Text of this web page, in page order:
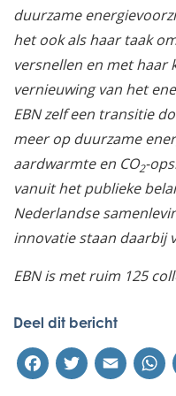
duurzame
het ook als haar taak
versnellen en met haar
vernieuwing van het
EBN zelf een transitie
meer op duurzame
aardwarmte en CO2-
vanuit het publieke
Nederlandse
innovatie staan daarbij
EBN is met ruim 125
Deel dit bericht
FacebookTwitterEmail